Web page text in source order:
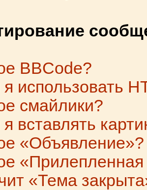
BBCode?
использовать
смайлики?
вставлять
«Объявление»?
«Тема